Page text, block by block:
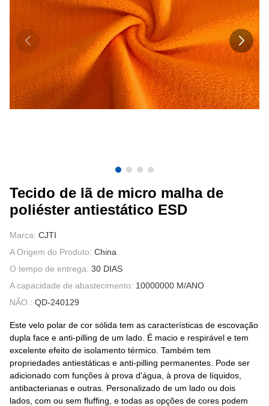
SOBRE NÓS
NOTÍCIA
INDÚSTRIA
FALE CONOSCO
Tecido de lã de micro malha de
poliéster antiestático ESD
Marca: CJTI
A Origem do Produto: China
O tempo de entrega: 30 DIAS
A capacidade de abastecimento: 10000000 M/ANO
NÃO.: QD-240129
Este velo polar de cor sólida tem as características de escovação
dupla face e anti-pilling de um lado. É macio e respirável e tem
excelente efeito de isolamento térmico. Também tem
propriedades antiestáticas e anti-pilling permanentes. Pode ser
adicionado com funções à prova d'água, à prova de líquidos,
antibacterianas e outras. Personalizado de um lado ou dois
lados, com ou sem fluffing, e todas as opções de cores podem